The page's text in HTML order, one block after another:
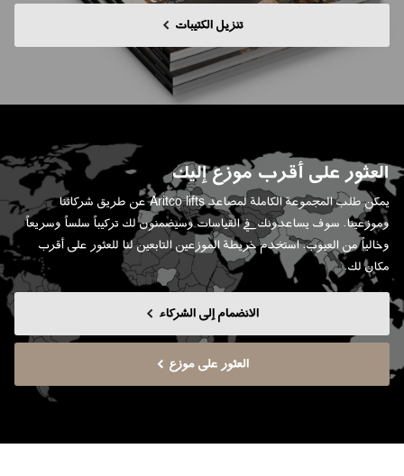
تنزيل الكتيبات
العثور على أقرب موزع إليك
يمكن طلب المجموعة الكاملة لمصاعد Aritco lifts عن طريق شركائنا
وموزعينا. سوف يساعدونك في القياسات وسيضمنون لك تركيباً سلساً وسريعاً
وخالياً من العيوب. استخدم خريطة الموزعين التابعين لنا للعثور على أقرب
مكان لك.
الانضمام إلى الشركاء
العثور على موزع